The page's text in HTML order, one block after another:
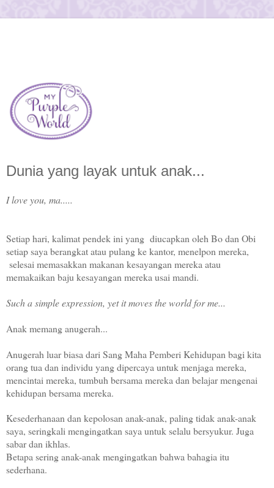
Dunia yang layak untuk anak...
I love you, ma.....
Setiap hari, kalimat pendek ini yang diucapkan oleh Bo dan Obi
setiap saya berangkat atau pulang ke kantor, menelpon mereka,
selesai memasakkan makanan kesayangan mereka atau
memakaikan baju kesayangan mereka usai mandi.
Such a simple expression, yet it moves the world for me...
Anak memang anugerah...
Anugerah luar biasa dari Sang Maha Pemberi Kehidupan bagi kita
orang tua dan individu yang dipercaya untuk menjaga mereka,
mencintai mereka, tumbuh bersama mereka dan belajar mengenai
kehidupan bersama mereka.
Kesederhanaan dan kepolosan anak-anak, paling tidak anak-anak
saya, seringkali mengingatkan saya untuk selalu bersyukur. Juga
sabar dan ikhlas.
Betapa sering anak-anak mengingatkan bahwa bahagia itu
sederhana.